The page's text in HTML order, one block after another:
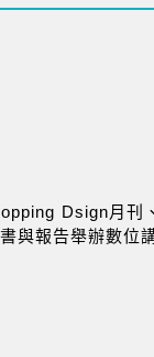
Dsign月刊
與報告舉辦數位